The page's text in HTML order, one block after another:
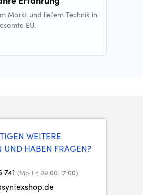
Markt und liefern Technik in
EU.
WEITERE
HABEN FRAGEN?
(Mo-Fr, 09:00-17:00)